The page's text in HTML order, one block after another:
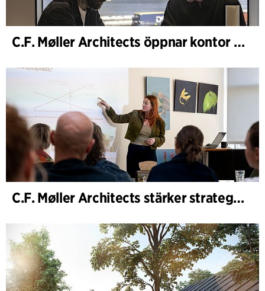
C.F. Møller Architects öppnar kontor i Göteborg
C.F. Møller Architects stärker strategisk rådgivning i tidiga skeden